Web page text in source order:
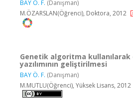
BAY Ö. F. (Danışman)
M.ÖZARSLAN(Öğrenci), Doktora, 2012
Genetik algoritma
yazılımının geliştirilmesi
BAY Ö. F. (Danışman)
M.MUTLU(Öğrenci), Yüksek Lisans, 2012